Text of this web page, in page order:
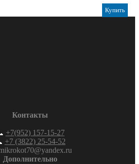
Купить
Контакты
+7(952) 157-15-27
+7 (3822) 25-54-52
Дополнительно